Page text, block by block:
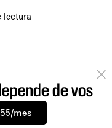
lectura
de vos
mes